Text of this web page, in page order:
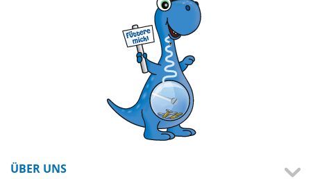
ÜBER UNS